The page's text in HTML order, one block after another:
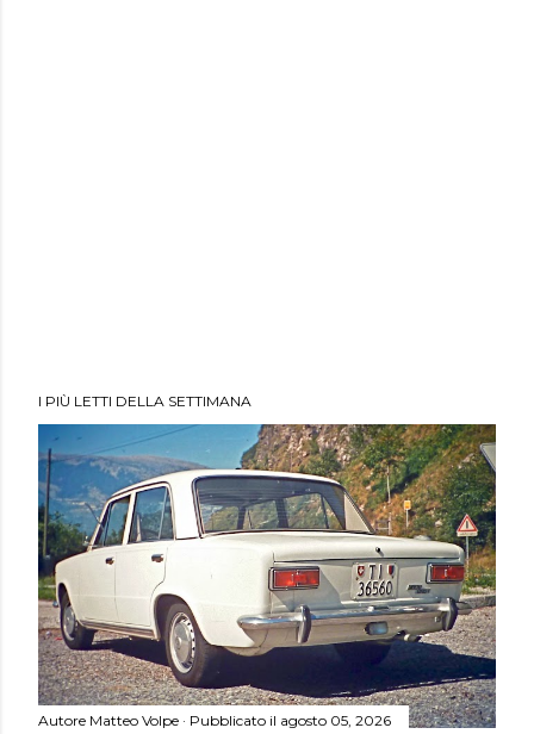
I PIÙ LETTI DELLA SETTIMANA
Autore Matteo Volpe Pubblicato il agosto 05, 2026